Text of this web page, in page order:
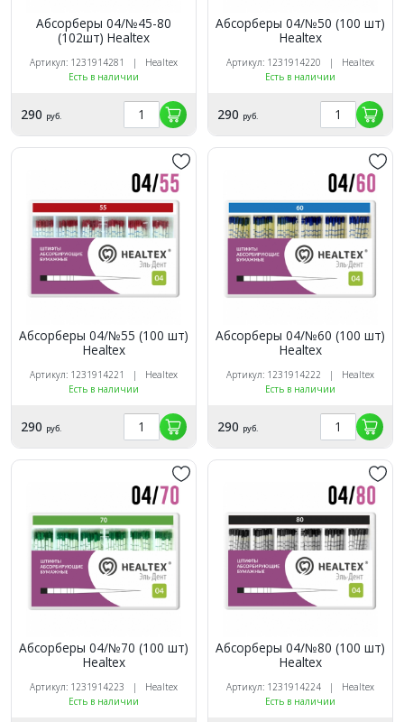
Абсорберы 04/№45-80
(102шт) Healtex
Артикул: 1231914281 | Healtex
Есть в наличии
290 руб.
Абсорберы 04/№50 (100 шт)
Healtex
Артикул: 1231914220 | Healtex
Есть в наличии
290 руб.
Абсорберы 04/№55 (100 шт)
Healtex
Артикул: 1231914221 | Healtex
Есть в наличии
290 руб.
Абсорберы 04/№60 (100 шт)
Healtex
Артикул: 1231914222 | Healtex
Есть в наличии
290 руб.
Абсорберы 04/№70 (100 шт)
Healtex
Артикул: 1231914223 | Healtex
Есть в наличии
Абсорберы 04/№80 (100 шт)
Healtex
Артикул: 1231914224 | Healtex
Есть в наличии